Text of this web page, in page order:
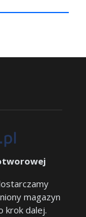
magazyn
krok dalej.